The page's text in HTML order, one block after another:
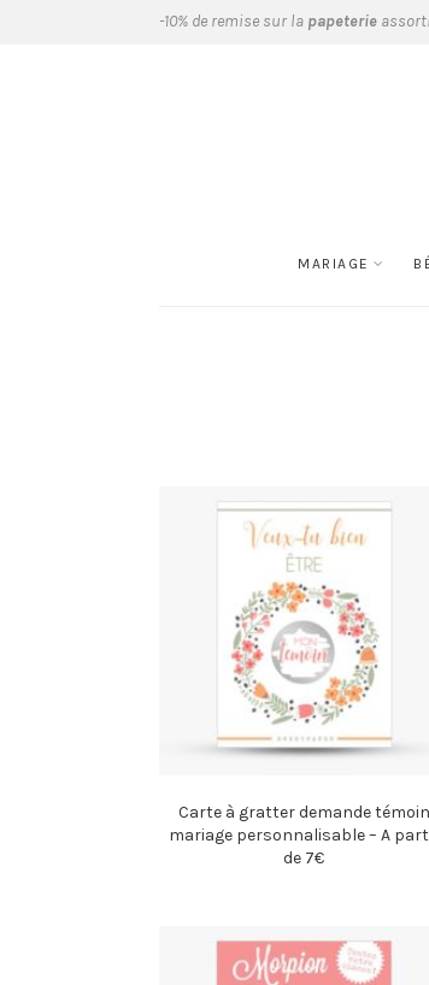
-10% de remise sur la papeterie
MARIAGE
Carte à gratter demande témoin
mariage personnalisable – A
de 7€